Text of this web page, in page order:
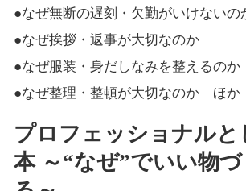
●なぜ無断の遅刻・欠勤がいけないの
●なぜ挨拶・返事が大切なのか
●なぜ服装・身だしなみを整えるのか
●なぜ整理・整頓が大切なのか ほか
プロフェッショナルと
本 ～“なぜ”でいい物